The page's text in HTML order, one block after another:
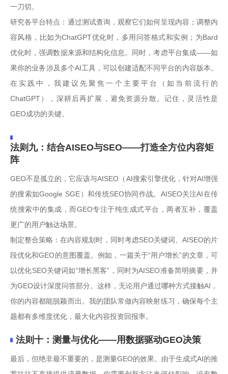
一刀切。
研究各平台特点：通过测试查询，观察它们如何呈现内容；调整内
容风格，比如为ChatGPT优化时，多用问答格式和实例；为Bard
优化时，强调数据来源和结构化信息。同时，考虑平台集成——如
果你的业务涉及多个AI工具，可以创建适配不同平台的内容版本。
在实践中，我建议先聚焦一个主要平台（如当前流行的
ChatGPT），深耕后再扩展，避免资源分散。记住，灵活性是
GEO成功的关键。
法则九：结合AISEO与SEO——打造全方位内容矩
阵
GEO不是孤立的，它应该与AISEO（AI搜索引擎优化，针对AI增强
的搜索如Google SGE）和传统SEO协同作战。AISEO关注AI在传
统搜索中的集成，而GEO专注于纯生成式平台，两者互补，覆盖
更广的用户触达场景。
制定整合策略：在内容规划时，同时考虑SEO关键词、AISEO的片
段优化和GEO的意图覆盖。例如，一篇关于“用户增长”的文章，可
以优化SEO关键词如“增长黑客”，同时为AISEO准备简明摘要，并
为GEO设计深度问答部分。这样，无论用户通过哪种方式接触AI，
你的内容都能脱颖而出。我的团队常做内容映射练习，确保每个主
题都有多维度优化，最大化内容投资回报率。
法则十：测量与优化——用数据驱动GEO决策
最后，但绝非最不重要的，是测量GEO的效果。由于生成式AI的推